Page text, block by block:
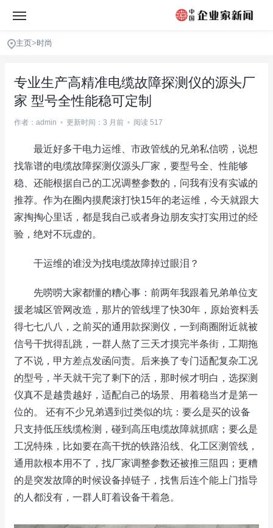
主页>时尚
专业生产高精准电缆故障探测仪的源头厂
家 型号全性能稳可定制
作者：admin • 更新时间：3 月前 • 阅读 517
最近好多干电力运维、市政管线的兄弟私信唠，说想
找靠谱的电缆故障探测仪源头厂家，要型号全、性能够
稳、还能根据自己的工况调整参数的，问我有没有实诚的
推荐。作为在圈内摸爬滚打快15年的老运维，今天就跟大
家掏掏心里话，都是我自己或者身边朋友实打实用过的经
验，绝对不玩虚的。
干运维的谁没为找电缆故障掉过眼泪？
先唠唠大家都懂的糟心事：前两年我跟着兄弟单位支
援老城区管网改造，那片的管线埋了快30年，原始资料丢
得七七八八，之前买的通用款探测仪，一到商圈附近就被
信号干扰得乱跳，一群人熬了三天才摸完半条街，工期拖
了不说，甲方差点发函问责。后来换了专门适配复杂工况
的型号，半天就干完了剩下的活，那时候才明白，选探测
仪真不是越贵越好，适配自己的场景、用着稳当才是第一
位的。 还有不少兄弟遇到过类似的坑：要么是买的设备
只支持低压线缆检测，碰到高压电缆故障就抓瞎；要么是
工况特殊，比如要在高干扰的铁路沿线、化工区测管线，
通用款根本用不了，找厂家调整参数还被推三阻四；更糟
的是突发故障的时候设备掉链子，找售后连个能上门指导
的人都没有，一群人盯着设备干着急。